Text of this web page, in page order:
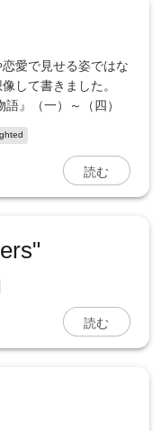
愛で見せる姿ではな
して書きました。
』（一）～（四）
読む
読む